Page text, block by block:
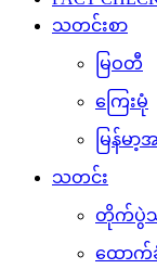
သတင်းစာ
မြဝတီ
ကြေးမုံ
မြန်မာ့
သတင်း
တိုက်ပွဲ
ထောက်